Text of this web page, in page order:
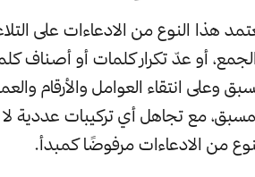
هذا النوع من الادعاءات على
أو عدّ تكرار كلمات أو أصناف
وعلى انتقاء العوامل والأرقام
مع تجاهل أي تركيبات عددية
من الادعاءات مرفوضًا كمبدأ.